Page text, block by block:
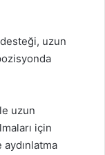
uzun
uzun
için